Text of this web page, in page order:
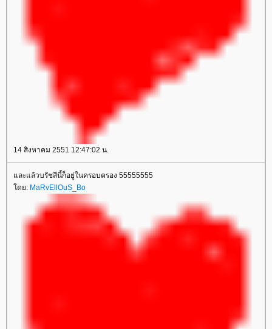
14 สิงหาคม 2551 12:47:02 น.
ละแล้วบรัชสีนี้ก็อยู่ในครอบครอง 55555555
ดย: MaRvEllOuS_Bo